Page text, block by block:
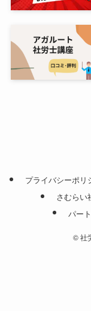
プライバシーポリ
さむらい
パー
©社